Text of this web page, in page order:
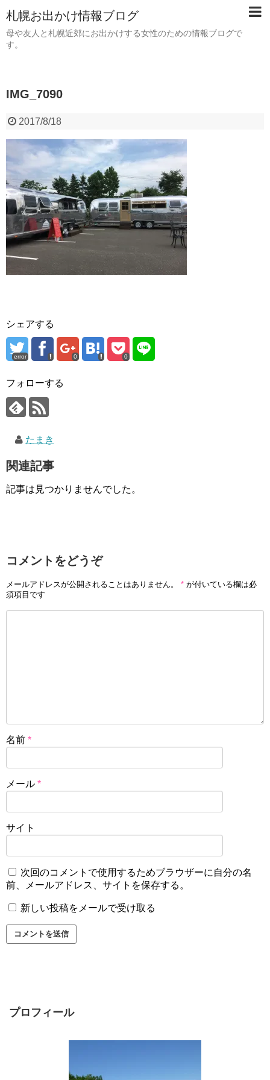
札幌お出かけ情報ブログ
母や友人と札幌近郊にお出かけする女性のための情報ブログで
す。
IMG_7090
2017/8/18
シェアする
error 0 0
フォローする
たまき
関連記事
記事は見つかりませんでした。
コメントをどうぞ
メールアドレスが公開されることはありません。 * が付いている欄は必
須項目です
名前 *
メール *
サイト
次回のコメントで使用するためブラウザーに自分の名
前、メールアドレス、サイトを保存する。
新しい投稿をメールで受け取る
プロフィール